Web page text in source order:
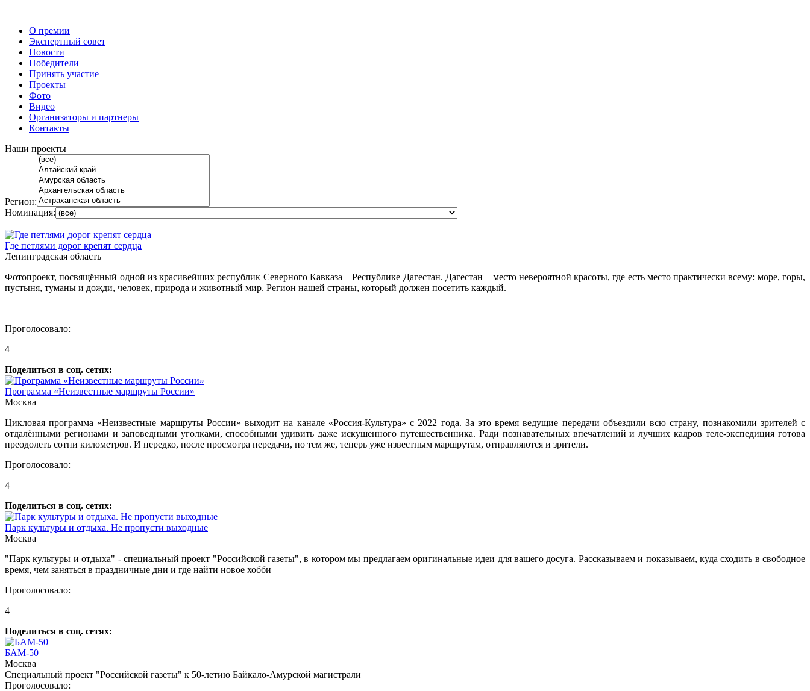
О премии
Экспертный совет
Новости
Победители
Принять участие
Проекты
Фото
Видео
Организаторы и партнеры
Контакты
Наши проекты
Регион:
Номинация:
Где петлями дорог крепят сердца
Ленинградская область
Фотопроект, посвящённый одной из красивейших республик Северного Кавказа – Республике Дагестан. Дагестан – место невероятной красоты, где есть место практически всему: море, горы,
пустыня, туманы и дожди, человек, природа и животный мир. Регион нашей страны, который должен посетить каждый.
Проголосовало:
4
Поделиться в соц. сетях:
Программа «Неизвестные маршруты России»
Москва
Цикловая программа «Неизвестные маршруты России» выходит на канале «Россия-Культура» с 2022 года. За это время ведущие передачи объездили всю страну, познакомили зрителей с
отдалёнными регионами и заповедными уголками, способными удивить даже искушенного путешественника. Ради познавательных впечатлений и лучших кадров теле-экспедиция готова
преодолеть сотни километров. И нередко, после просмотра передачи, по тем же, теперь уже известным маршрутам, отправляются и зрители.
Проголосовало:
4
Поделиться в соц. сетях:
Парк культуры и отдыха. Не пропусти выходные
Москва
"Парк культуры и отдыха" - специальный проект "Российской газеты", в котором мы предлагаем оригинальные идеи для вашего досуга. Рассказываем и показываем, куда сходить в свободное
время, чем заняться в праздничные дни и где найти новое хобби
Проголосовало:
4
Поделиться в соц. сетях:
БАМ-50
Москва
Специальный проект "Российской газеты" к 50-летию Байкало-Амурской магистрали
Проголосовало: